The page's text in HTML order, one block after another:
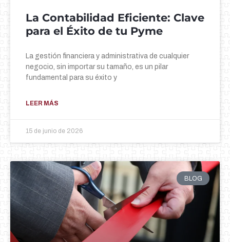
La Contabilidad Eficiente: Clave
para el Éxito de tu Pyme
La gestión financiera y administrativa de cualquier
negocio, sin importar su tamaño, es un pilar
fundamental para su éxito y
LEER MÁS
15 de junio de 2026
BLOG